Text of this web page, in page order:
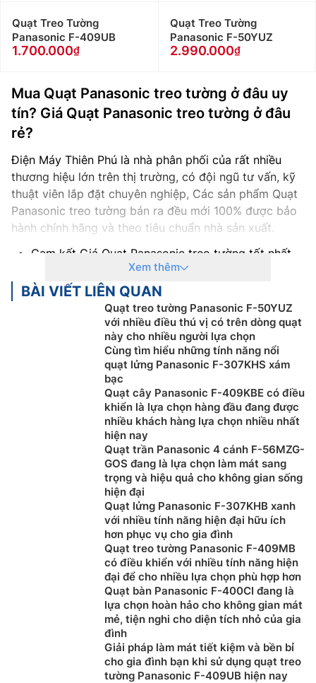
Quạt Treo Tường
Panasonic F-409UB
1.700.000
Quạt Treo Tường
Panasonic F-50YUZ
2.990.000
Mua Quạt Panasonic treo tường ở đâu uy
tín? Giá Quạt Panasonic treo tường ở đâu
rẻ?
Điện Máy Thiên Phú là nhà phân phối của rất nhiều
thương hiệu lớn trên thị trường, có đội ngũ tư vấn, kỹ
thuật viên lắp đặt chuyên nghiệp, Các sản phẩm Quạt
Panasonic treo tường bán ra đều mới 100% được bảo
hành chính hãng và theo tiêu chuẩn nhà sản xuất.
Cam kết Giá Quạt Panasonic treo tường tốt nhất
thị trường với 100% sản phẩm chính hãng
Thanh toán khi mua Quạt Panasonic treo tường
thuận tiện, bằng tiền mặt, Sec hoặc chuyển khoản
Để được tư vấn miễn phí, hỗ trợ kỹ thuật, hướng
dẫn sử dụng quý khách hàng vui lòng liên hệ:
Khách hàng là nhà thầu, Xây dựng công trình lớn
muốn hỗ trợ về thiết kế, tư vấn về kỹ thuật cũng
như cần kỹ thuật viên thi công lắp đặt tại công
trình vui lòng Liên Hệ: 0919876633– 0983616996
Khách hàng ở Khu vực Ninh Bình xin vui lòng liên
hệ: 0912339019
Khách hàng ở Khu vực Vĩnh Phúc xin vui lòng liên
hệ: 0982067318
Khách hàng ở Khu vực Bắc Giang xin vui lòng liên
hệ: 0983666996
Xem thêm
BÀI VIẾT LIÊN QUAN
Quạt treo tường Panasonic F-50YUZ
với nhiều điều thú vị có trên dòng quạt
này cho nhiều người lựa chọn
Cùng tìm hiểu những tính năng nổi
quạt lửng Panasonic F-307KHS xám
bạc
Quạt cây Panasonic F-409KBE có điều
khiển là lựa chọn hàng đầu đang được
nhiều khách hàng lựa chọn nhiều nhất
hiện nay
Quạt trần Panasonic 4 cánh F-56MZG-
GOS đang là lựa chọn làm mát sang
trọng và hiệu quả cho không gian sống
hiện đại
Quạt lửng Panasonic F-307KHB xanh
với nhiều tính năng hiện đại hữu ích
hơn phục vụ cho gia đình
Quạt treo tường Panasonic F-409MB
có điều khiển với nhiều tính năng hiện
đại để cho nhiều lựa chọn phù hợp hơn
Quạt bàn Panasonic F-400CI đang là
lựa chọn hoàn hảo cho không gian mát
mẻ, tiện nghi cho diện tích nhỏ của gia
đình
Giải pháp làm mát tiết kiệm và bền bỉ
cho gia đình bạn khi sử dụng quạt treo
tường Panasonic F-409UB hiện nay